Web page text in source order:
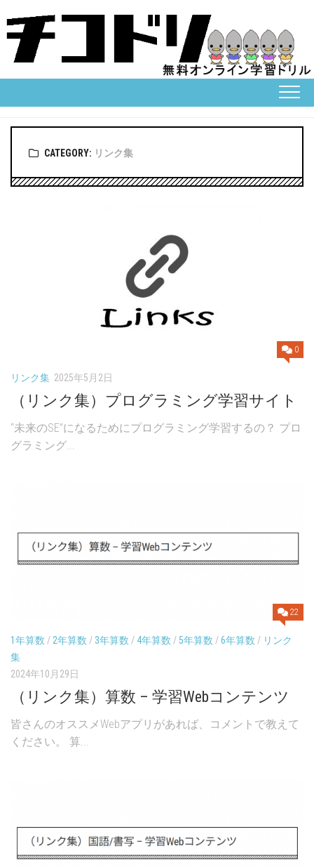
to
content
CATEGORY: リンク集
0
リンク集 2025年5月2日
（リンク集）プログラミング学習サイト
“未来のSE”になるためにプログラミング学習するの？ プロ
グラミング...
22
1年算数 / 2年算数 / 3年算数 /4年算数 /5年算数 /6年算数 / リンク
集
2024年10月29日
（リンク集）算数 – 学習Webコンテンツ
皆さんのオススメWebアプリがあれば、コメントで教えて
ください。 算...